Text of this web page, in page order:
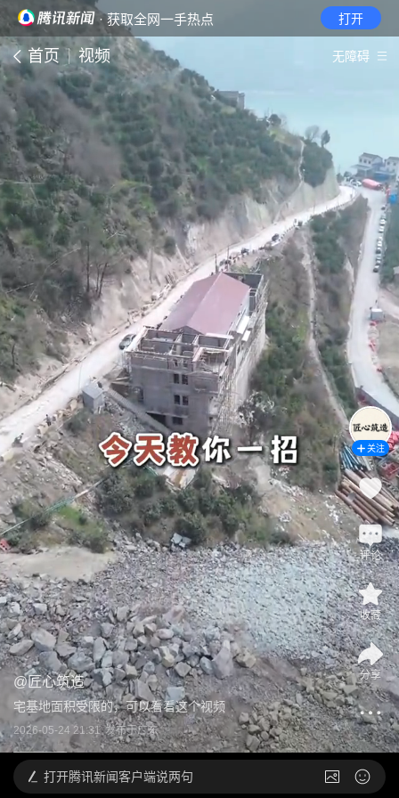
· 获取全网一手热点 打开
首页 视频 无障碍
@匠心筑造
宅基地面积受限的，可以看看这个视频
2026-05-24 21:31 发布于广东
关注
评论
收藏
分享
打开腾讯新闻客户端说两句